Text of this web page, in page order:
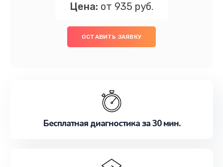
Цена: от 935 руб.
ОСТАВИТЬ ЗАЯВКУ
Бесплатная диагностика за 30 мин.